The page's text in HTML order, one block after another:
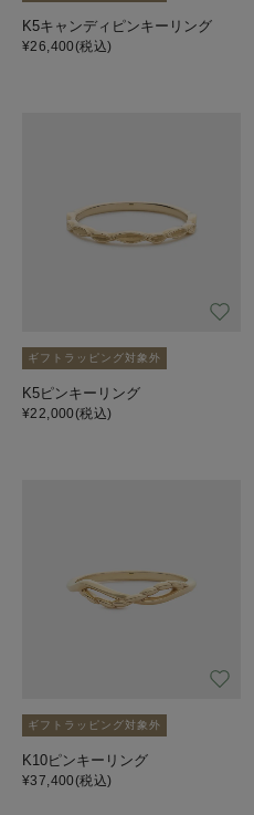
K5キャンディピンキーリング
¥26,400(税込)
ギフトラッピング対象外
K5ピンキーリング
¥22,000(税込)
ギフトラッピング対象外
K10ピンキーリング
¥37,400(税込)